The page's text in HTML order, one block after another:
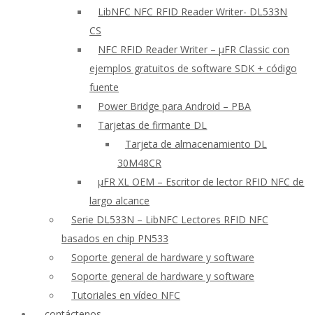
LibNFC NFC RFID Reader Writer- DL533N
CS
NFC RFID Reader Writer – μFR Classic con
ejemplos gratuitos de software SDK + código
fuente
Power Bridge para Android – PBA
Tarjetas de firmante DL
Tarjeta de almacenamiento DL
30M48CR
μFR XL OEM – Escritor de lector RFID NFC de
largo alcance
Serie DL533N – LibNFC Lectores RFID NFC
basados en chip PN533
Soporte general de hardware y software
Soporte general de hardware y software
Tutoriales en vídeo NFC